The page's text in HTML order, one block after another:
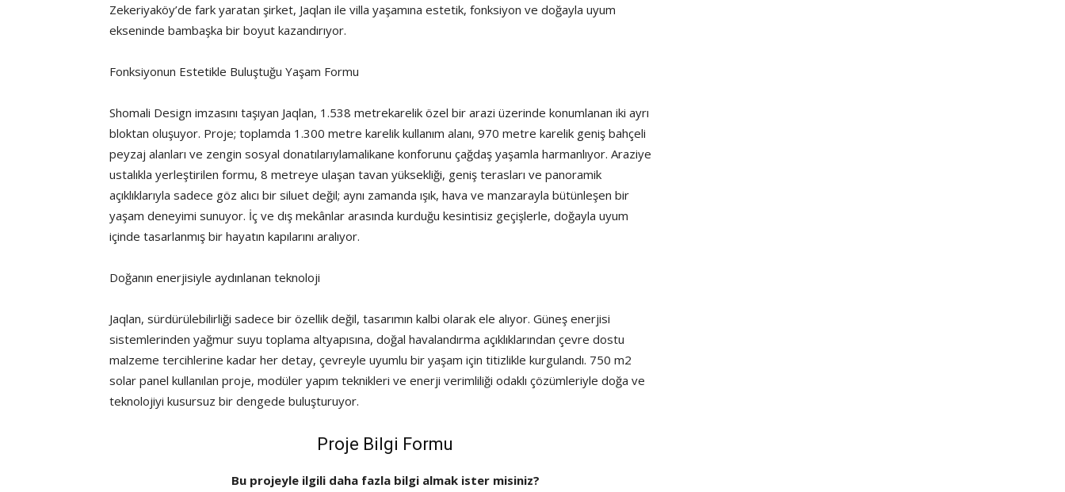
Zekeriyaköy’de fark yaratan şirket, Jaqlan ile villa yaşamına estetik, fonksiyon ve doğayla uyum
ekseninde bambaşka bir boyut kazandırıyor.
Fonksiyonun Estetikle Buluştuğu Yaşam Formu
Shomali Design imzasını taşıyan Jaqlan, 1.538 metrekarelik özel bir arazi üzerinde konumlanan iki ayrı
bloktan oluşuyor. Proje; toplamda 1.300 metre karelik kullanım alanı, 970 metre karelik geniş bahçeli
peyzaj alanları ve zengin sosyal donatılarıylamalikane konforunu çağdaş yaşamla harmanlıyor. Araziye
ustalıkla yerleştirilen formu, 8 metreye ulaşan tavan yüksekliği, geniş terasları ve panoramik
açıklıklarıyla sadece göz alıcı bir siluet değil; aynı zamanda ışık, hava ve manzarayla bütünleşen bir
yaşam deneyimi sunuyor. İç ve dış mekânlar arasında kurduğu kesintisiz geçişlerle, doğayla uyum
içinde tasarlanmış bir hayatın kapılarını aralıyor.
Doğanın enerjisiyle aydınlanan teknoloji
Jaqlan, sürdürülebilirliği sadece bir özellik değil, tasarımın kalbi olarak ele alıyor. Güneş enerjisi
sistemlerinden yağmur suyu toplama altyapısına, doğal havalandırma açıklıklarından çevre dostu
malzeme tercihlerine kadar her detay, çevreyle uyumlu bir yaşam için titizlikle kurgulandı. 750 m2
solar panel kullanılan proje, modüler yapım teknikleri ve enerji verimliliği odaklı çözümleriyle doğa ve
teknolojiyi kusursuz bir dengede buluşturuyor.
Proje Bilgi Formu
Bu projeyle ilgili daha fazla bilgi almak ister misiniz?